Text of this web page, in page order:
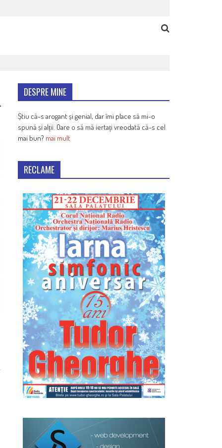
DESPRE MINE
Știu că-s arogant și genial, dar îmi place să mi-o
spună și alții. Oare o să mă iertați vreodată că-s cel
mai bun? mai mult
RECLAME